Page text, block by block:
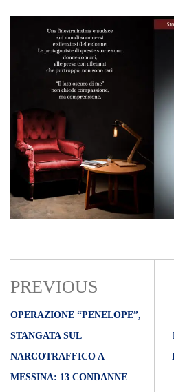
PREVIOUS
OPERAZIONE “PENELOPE”,
STANGATA SUL
NARCOTRAFFICO A
MESSINA: 13 CONDANNE